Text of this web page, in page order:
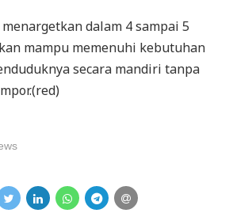
dalam 4 sampai 5
mampu memenuhi kebutuhan
secara mandiri tanpa